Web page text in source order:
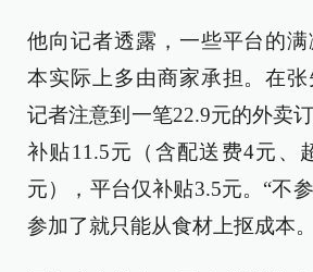
他向记者透露，一些平台的
本实际上多由商家承担。在张
记者注意到一笔22.9元的外卖
补贴11.5元（含配送费4元、
元），平台仅补贴3.5元。“不
参加了就只能从食材上抠成本